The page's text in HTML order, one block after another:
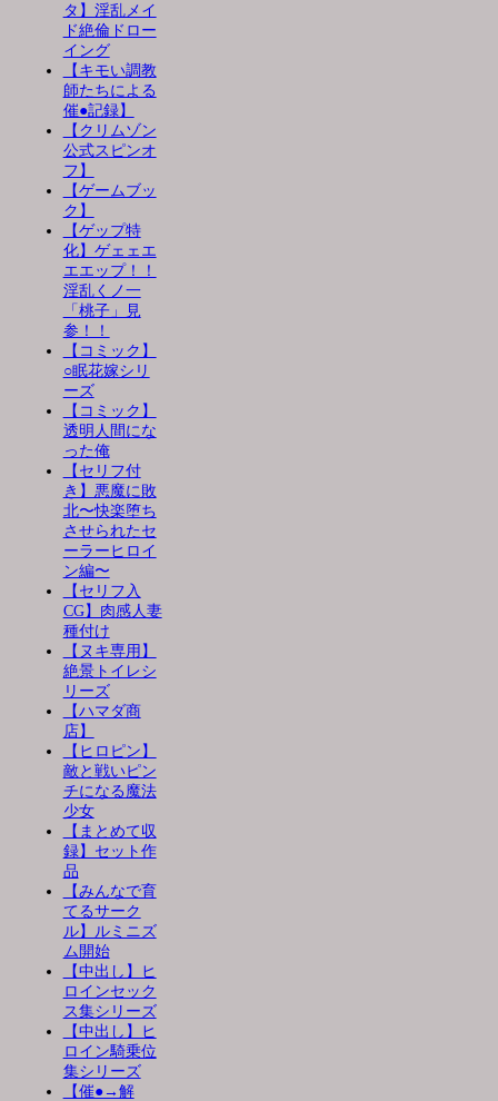
タ】淫乱メイ
ド絶倫ドロー
イング
【キモい調教
師たちによる
催●記録】
【クリムゾン
公式スピンオ
フ】
【ゲームブッ
ク】
【ゲップ特
化】ゲェェエ
エエップ！！
淫乱くノ一
「桃子」見
参！！
【コミック】
○眠花嫁シリ
ーズ
【コミック】
透明人間にな
った俺
【セリフ付
き】悪魔に敗
北〜快楽堕ち
させられたセ
ーラーヒロイ
ン編〜
【セリフ入
CG】肉感人妻
種付け
【ヌキ専用】
絶景トイレシ
リーズ
【ハマダ商
店】
【ヒロピン】
敵と戦いピン
チになる魔法
少女
【まとめて収
録】セット作
品
【みんなで育
てるサーク
ル】ルミニズ
ム開始
【中出し】ヒ
ロインセック
ス集シリーズ
【中出し】ヒ
ロイン騎乗位
集シリーズ
【催●→解